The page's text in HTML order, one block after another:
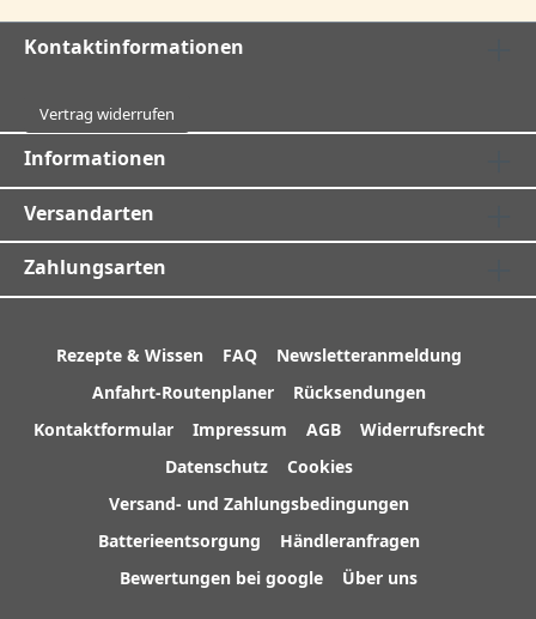
Kontaktinformationen
Vertrag widerrufen
Informationen
Versandarten
Zahlungsarten
Rezepte & Wissen FAQ
Newsletteranmeldung
Anfahrt-Routenplaner
Rücksendungen
Kontaktformular
Impressum AGB
Widerrufsrecht
Datenschutz
Cookies
Versand- und Zahlungsbedingungen
Batterieentsorgung
Händleranfragen
Bewertungen bei google
Über uns